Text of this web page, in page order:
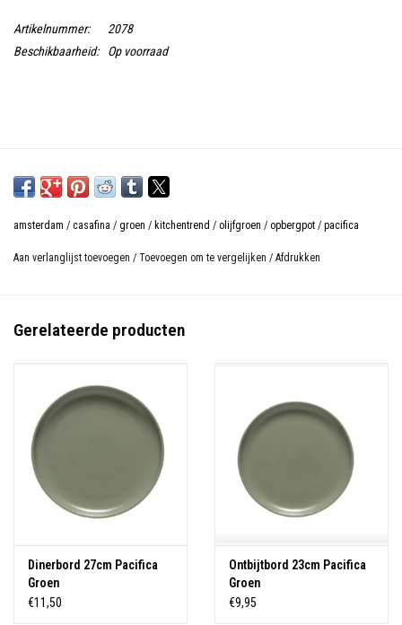
Artikelnummer:
2078
Beschikbaarheid:
Op voorraad
amsterdam / casafina / groen / kitchentrend / olijfgroen / opbergpot / pacifica
Aan verlanglijst toevoegen / Toevoegen om te vergelijken / Afdrukken
Gerelateerde producten
Dinerbord 27cm Pacifica
Groen
€11,50
Ontbijtbord 23cm Pacifica
Groen
€9,95